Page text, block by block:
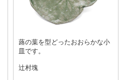
蕗の葉を型どったおおらかな小
皿です。
辻村塊